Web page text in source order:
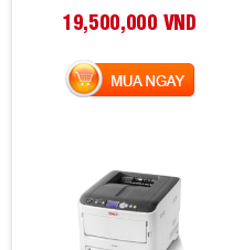
19,500,000 VND
MUA NGAY